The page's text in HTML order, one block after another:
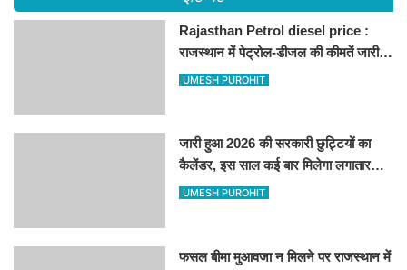
Rajasthan Petrol diesel price :
राजस्थान में पेट्रोल-डीजल की कीमतें जारी,
UMESH PUROHIT
जारी हुआ 2026 की सरकारी छुट्टियों का
कैलेंडर, इस साल कई बार मिलेगा लगातार
UMESH PUROHIT
फसल बीमा मुआवजा न मिलने पर राजस्थान में